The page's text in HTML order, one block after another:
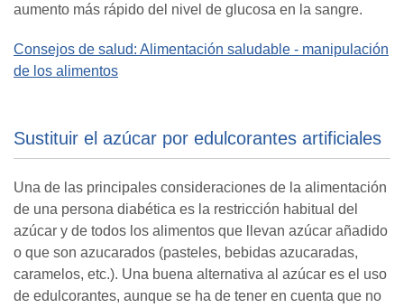
aumento más rápido del nivel de glucosa en la sangre.
Consejos de salud: Alimentación saludable - manipulación
de los alimentos
Sustituir el azúcar por edulcorantes artificiales
Una de las principales consideraciones de la alimentación
de una persona diabética es la restricción habitual del
azúcar y de todos los alimentos que llevan azúcar añadido
o que son azucarados (pasteles, bebidas azucaradas,
caramelos, etc.). Una buena alternativa al azúcar es el uso
de edulcorantes, aunque se ha de tener en cuenta que no